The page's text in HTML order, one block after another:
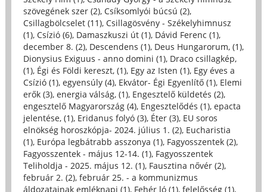
szövegének szer (2), Csíksomlyói búcsú (2),
Csillagbölcselet (11), Csillagösvény - Székelyhimnusz
(1), Csízió (6), Damaszkuszi út (1), Dávid Ferenc (1),
december 8. (2), Descendens (1), Deus Hungarorum, (1),
Dionysius Exiguus - anno domini (1), Draco csillagkép,
(1), Égi és Földi kereszt, (1), Egy az Isten (1), Egy éves a
Csízió (1), egyensúly (4), Ekvátor- Égi Egyenlítő (1), Elemi
erők (3), energia válság, (1), Engesztelő küldetés (2),
engesztelő Magyarország (4), Engesztelődés (1), epacta
jelentése, (1), Eridanus folyó (3), Éter (3), EU soros
elnökség horoszkópja- 2024. július 1. (2), Eucharistia
(1), Európa legbátrabb asszonya (1), Fagyosszentek (2),
Fagyosszentek - május 12-14. (1), Fagyosszentek
Teliholdja - 2025. május 12. (1), Fausztina nővér (2),
február 2. (2), február 25. - a kommunizmus
áldozatainak emléknapj (1), Fehér ló (1), felelősség (1),